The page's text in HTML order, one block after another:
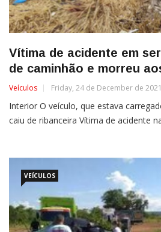
Vítima de acidente em
de caminhão e morreu
Veículos Friday, 24 de December de
Interior O veículo, que estava
caiu de ribanceira Vítima de acidente
VEÍCULOS